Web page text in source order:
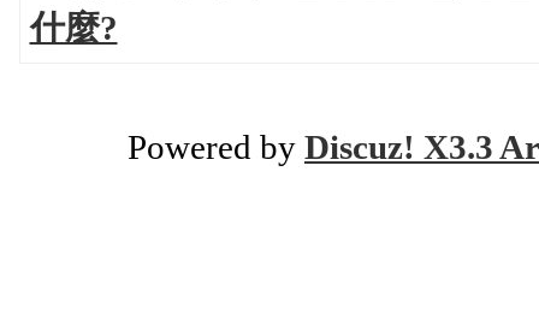
什麼?
Powered by Discuz! X3.3